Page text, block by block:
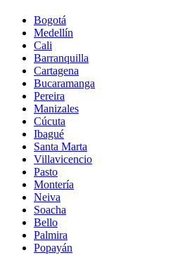
Bogotá
Medellín
Cali
Barranquilla
Cartagena
Bucaramanga
Pereira
Manizales
Cúcuta
Ibagué
Santa Marta
Villavicencio
Pasto
Montería
Neiva
Soacha
Bello
Palmira
Popayán